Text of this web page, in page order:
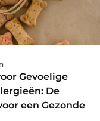
Gevoelige
De
een Gezonde